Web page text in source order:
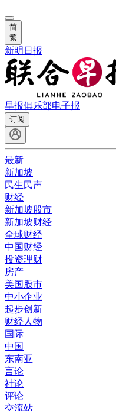
简
繁
新明日报
早报俱乐部电子报
订阅
最新
新加坡
民生民声
财经
新加坡股市
新加坡财经
全球财经
中国财经
投资理财
房产
美国股市
中小企业
起步创新
财经人物
国际
中国
东南亚
言论
社论
评论
交流站